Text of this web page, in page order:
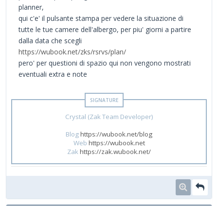
planner,
qui c'e' il pulsante stampa per vedere la situazione di
tutte le tue camere dell'albergo, per piu' giorni a partire
dalla data che scegli
https://wubook.net/zks/rsrvs/plan/
pero' per questioni di spazio qui non vengono mostrati
eventuali extra e note
Crystal (Zak Team Developer)
Bloghttps://wubook.net/blog
Web https://wubook.net
Zakhttps://zak.wubook.net/